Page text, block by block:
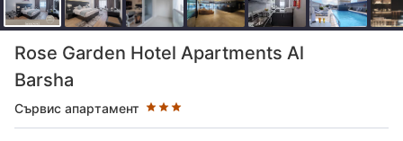
Rose Garden Hotel Apartments Al
Barsha
Сървис апартамент
Оценка в звезди: 3 звезди